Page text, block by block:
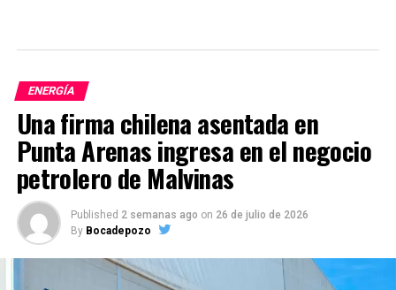
ENERGÍA
Una firma chilena asentada en
Punta Arenas ingresa en el negocio
petrolero de Malvinas
Published 2 semanas ago on 26 de julio de 2026
By Bocadepozo